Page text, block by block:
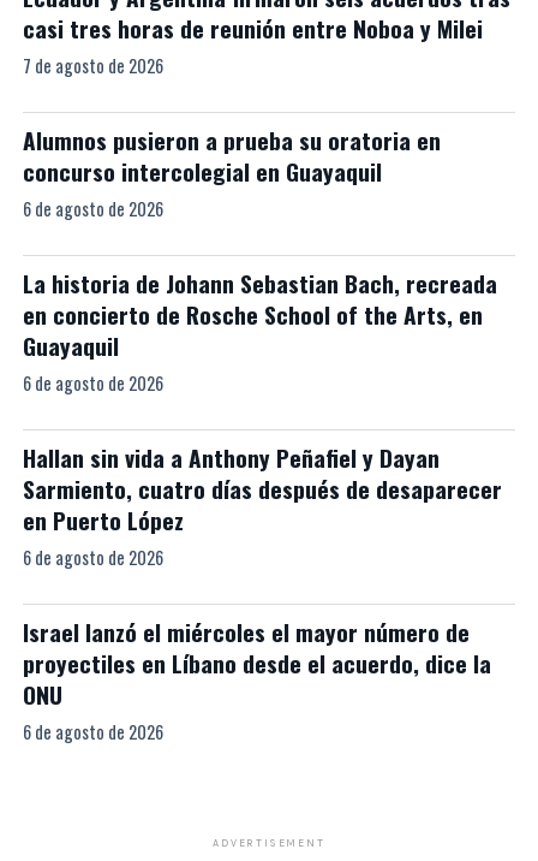
casi tres horas de reunión entre Noboa y Milei
7 de agosto de 2026
Alumnos pusieron a prueba su oratoria en
concurso intercolegial en Guayaquil
6 de agosto de 2026
La historia de Johann Sebastian Bach, recreada
en concierto de Rosche School of the Arts, en
Guayaquil
6 de agosto de 2026
Hallan sin vida a Anthony Peñafiel y Dayan
Sarmiento, cuatro días después de desaparecer
en Puerto López
6 de agosto de 2026
Israel lanzó el miércoles el mayor número de
proyectiles en Líbano desde el acuerdo, dice la
ONU
6 de agosto de 2026
ADVERTISEMENT